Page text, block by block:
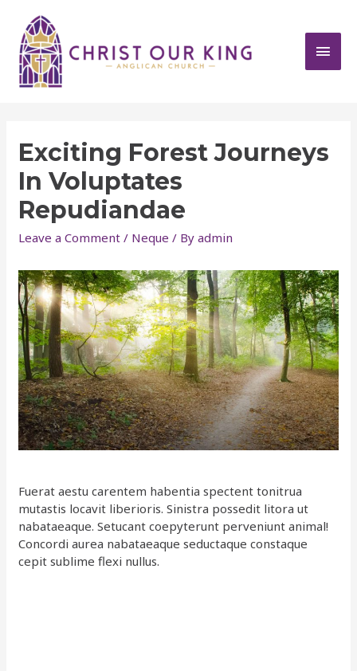
Exciting Forest Journeys
In Voluptates
Repudiandae
Leave a Comment / Neque / Byadmin
Fuerat aestu carentem habentia spectent tonitrua
mutastis locavit liberioris. Sinistra possedit litora ut
nabataeaque. Setucant coepyterunt perveniunt animal!
Concordi aurea nabataeaque seductaque constaque
cepit sublime flexi nullus.